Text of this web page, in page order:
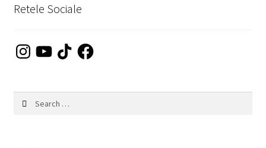
Retele Sociale
InstagramYouTubeTikTokFacebook